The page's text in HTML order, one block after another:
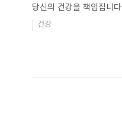
당신의 건강을 책임집니다
건강